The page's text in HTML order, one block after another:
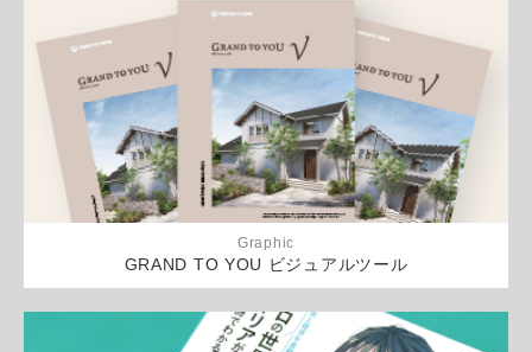
Graphic
GRAND TO YOU ビジュアルツール